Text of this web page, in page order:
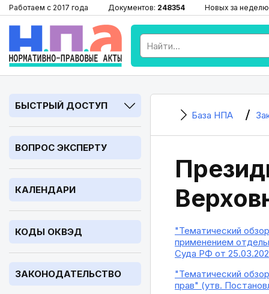
Работаем с 2017 года Документов: 248354 Новых за
БЫСТРЫЙ ДОСТУП
ВОПРОС ЭКСПЕРТУ
КАЛЕНДАРИ
КОДЫ ОКВЭД
ЗАКОНОДАТЕЛЬСТВО
База НПА
"Тематический
применением
Суда РФ от
"Тематический
прав" (утв.